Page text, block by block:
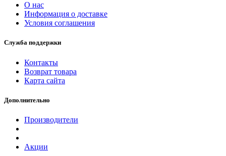
О нас
Информация о доставке
Условия соглашения
Служба поддержки
Контакты
Возврат товара
Карта сайта
Дополнительно
Производители
Акции